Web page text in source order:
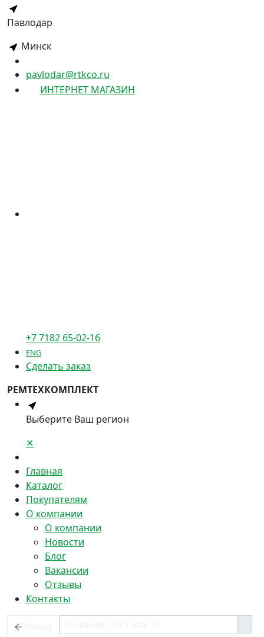
Павлодар
Минск
pavlodar@rtkco.ru
ИНТЕРНЕТ МАГАЗИН
+7 7182 65-02-16
ENG
Сделать заказ
РЕМТЕХКОМПЛЕКТ
Выберите Ваш регион
✕
Главная
Каталог
Покупателям
О компании
О компании
Новости
Блог
Вакансии
Отзывы
Контакты